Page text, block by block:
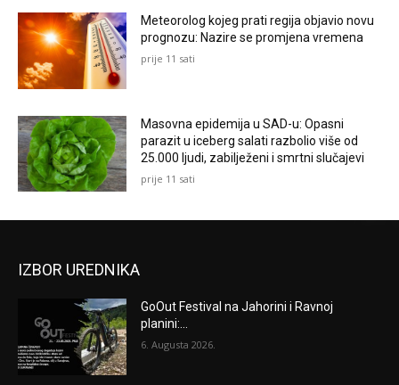
Meteorolog kojeg prati regija objavio novu
prognozu: Nazire se promjena vremena
prije 11 sati
Masovna epidemija u SAD-u: Opasni
parazit u iceberg salati razbolio više od
25.000 ljudi, zabilježeni i smrtni slučajevi
prije 11 sati
IZBOR UREDNIKA
GoOut Festival na Jahorini i Ravnoj
planini:...
6. Augusta 2026.